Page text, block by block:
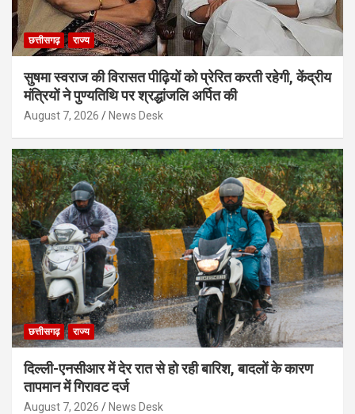
छत्तीसगढ़ राज्य
सुषमा स्वराज की विरासत पीढ़ियों को प्रेरित करती रहेगी, केंद्रीय
मंत्रियों ने पुण्यतिथि पर श्रद्धांजलि अर्पित की
August 7, 2026 News Desk
छत्तीसगढ़ राज्य
दिल्ली-एनसीआर में देर रात से हो रही बारिश, बादलों के कारण
तापमान में गिरावट दर्ज
August 7, 2026 News Desk